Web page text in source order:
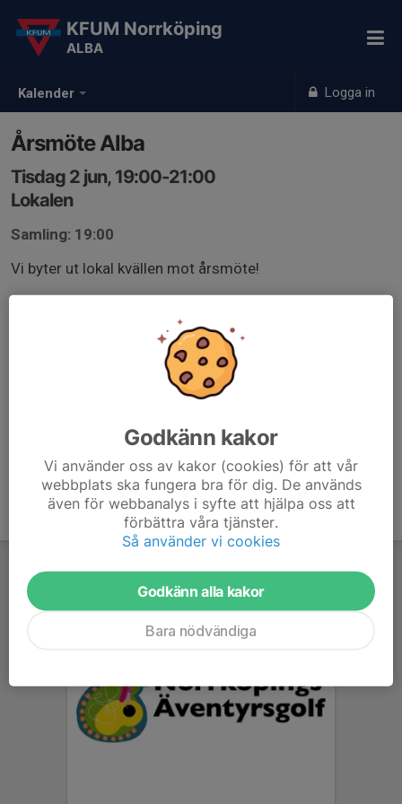
Kalender Logga in
KFUM Norrköping
ALBA
Årsmöte Alba
Tisdag 2 jun, 19:00-21:00
Lokalen
Samling: 19:00
Vi byter ut lokal kvällen mot årsmöte!
Dagordning för mötet kommer läggas upp här i
Godkänn kakor
Vi använder oss av kakor (cookies) för att vår
webbplats ska fungera bra för dig. De används
även för webbanalys i syfte att hjälpa oss att
förbättra våra tjänster.
Så använder vi cookies
Godkänn alla kakor
Bara nödvändiga